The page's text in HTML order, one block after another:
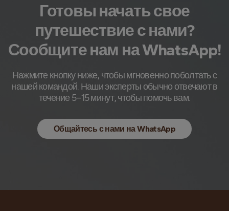
Готовы начать свое
путешествие с нами?
Сообщите нам на WhatsApp!
Нажмите кнопку ниже, чтобы мгновенно поболтать с
нашей командой. Наши эксперты обычно отвечают в
течение 5–15 минут, чтобы помочь вам.
Общайтесь с нами на WhatsApp